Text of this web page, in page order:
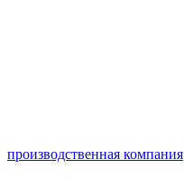
производственная компания